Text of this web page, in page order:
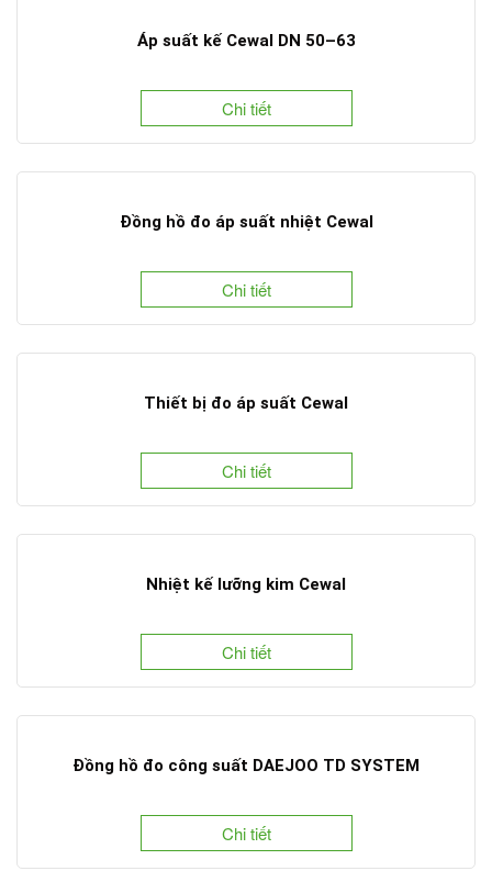
Áp suất kế Cewal DN 50–63
Chi tiết
Đồng hồ đo áp suất nhiệt Cewal
Chi tiết
Thiết bị đo áp suất Cewal
Chi tiết
Nhiệt kế lưỡng kim Cewal
Chi tiết
Đồng hồ đo công suất DAEJOO TD SYSTEM
Chi tiết